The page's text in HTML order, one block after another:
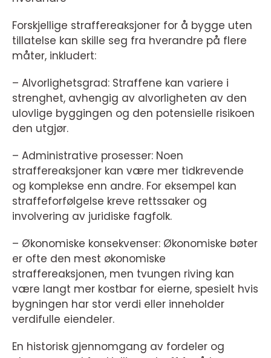
Forskjellige straffereaksjoner for å bygge uten
tillatelse kan skille seg fra hverandre på flere
måter, inkludert:
– Alvorlighetsgrad: Straffene kan variere i
strenghet, avhengig av alvorligheten av den
ulovlige byggingen og den potensielle risikoen
den utgjør.
– Administrative prosesser: Noen
straffereaksjoner kan være mer tidkrevende
og komplekse enn andre. For eksempel kan
straffeforfølgelse kreve rettssaker og
involvering av juridiske fagfolk.
– Økonomiske konsekvenser: Økonomiske bøter
er ofte den mest økonomiske
straffereaksjonen, men tvungen riving kan
være langt mer kostbar for eierne, spesielt hvis
bygningen har stor verdi eller inneholder
verdifulle eiendeler.
En historisk gjennomgang av fordeler og